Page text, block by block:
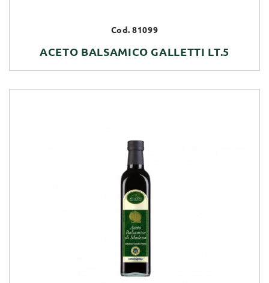
Cod. 81099
ACETO BALSAMICO GALLETTI LT.5